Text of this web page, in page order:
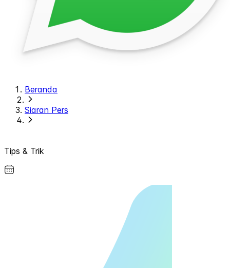
Beranda
Siaran Pers
Tips & Trik